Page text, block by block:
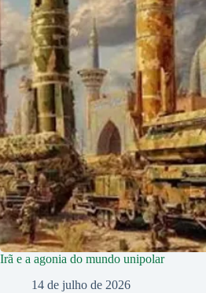
Irã e a agonia do mundo unipolar
14 de julho de 2026